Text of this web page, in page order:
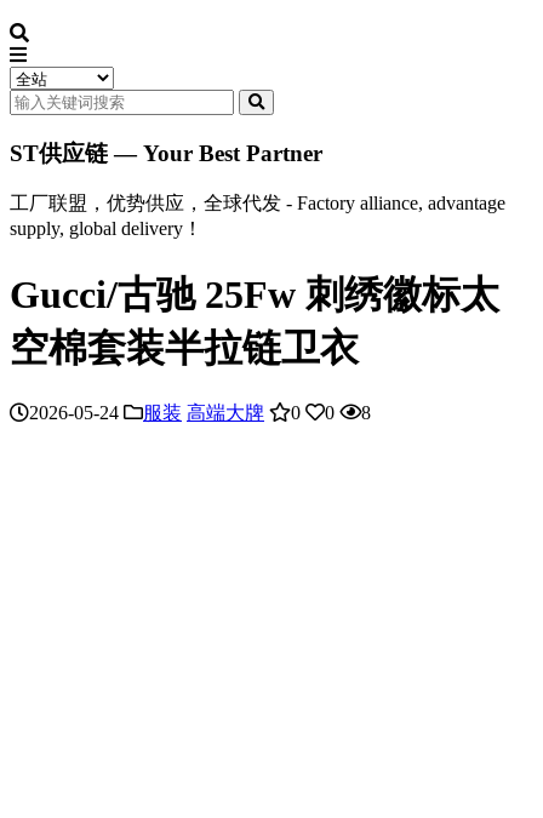
ST供应链 — Your Best Partner
工厂联盟，优势供应，全球代发 - Factory alliance, advantage
supply, global delivery！
Gucci/古驰 25Fw 刺绣徽标太
空棉套装半拉链卫衣
2026-05-24 服装 高端大牌 0 0 8